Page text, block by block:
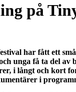
på
har fått ett
unga få ta del av
i långt och kort
i